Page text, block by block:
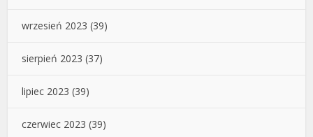
wrzesień 2023 (39)
sierpień 2023 (37)
lipiec 2023 (39)
czerwiec 2023 (39)